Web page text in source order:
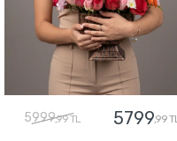
5999,99 TL 5799,99 TL